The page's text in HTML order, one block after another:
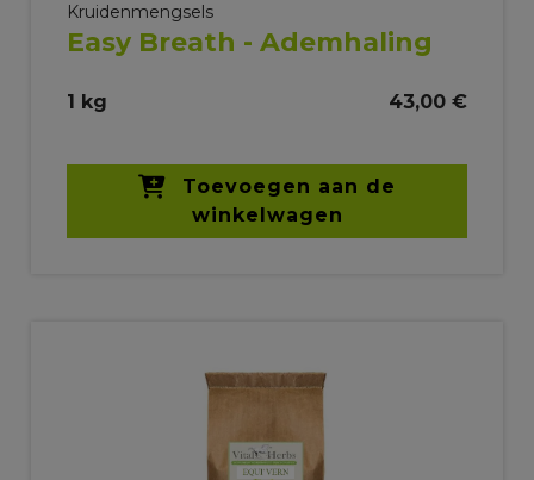
Kruidenmengsels
Easy Breath - Ademhaling
1 kg 43,00 €
Toevoegen aan de
winkelwagen